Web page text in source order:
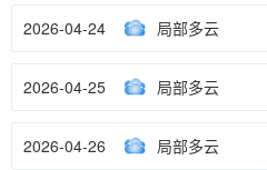
2026-04-24 局部多云
2026-04-25 局部多云
2026-04-26 局部多云